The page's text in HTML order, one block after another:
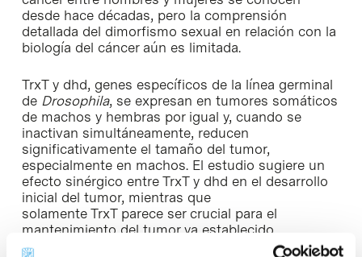
desde hace décadas, pero la comprensión
detallada del dimorfismo sexual en relación con la
biología del cáncer aún es limitada.
TrxT y dhd, genes específicos de la línea germinal
de Drosophila, se expresan en tumores somáticos
de machos y hembras por igual y, cuando se
inactivan simultáneamente, reducen
significativamente el tamaño del tumor,
especialmente en machos. El estudio sugiere un
efecto sinérgico entre TrxT y dhd en el desarrollo
inicial del tumor, mientras que
solamente TrxT parece ser crucial para el
mantenimiento del tumor ya establecido.